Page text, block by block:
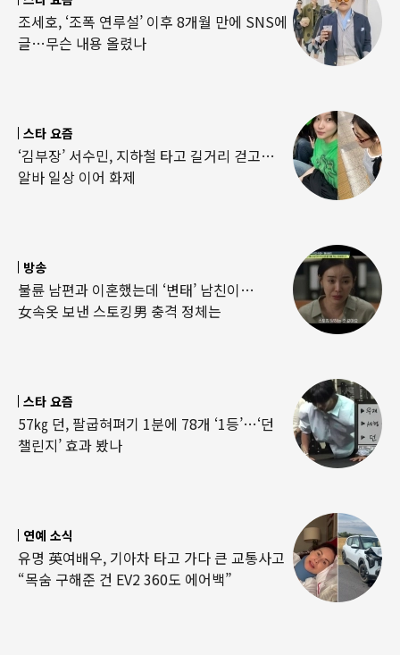
조세호, ‘조폭 연루설’ 이후 8개월 만에 SNS에
글…무슨 내용 올렸나
스타 요즘
‘김부장’ 서수민, 지하철 타고 길거리 걷고…
알바 일상 이어 화제
방송
불륜 남편과 이혼했는데 ‘변태’ 남친이…
女속옷 보낸 스토킹男 충격 정체는
스타 요즘
57㎏ 던, 팔굽혀펴기 1분에 78개 ‘1등’…‘던
챌린지’ 효과 봤나
연예 소식
유명 英여배우, 기아차 타고 가다 큰 교통사고
“목숨 구해준 건 EV2 360도 에어백”